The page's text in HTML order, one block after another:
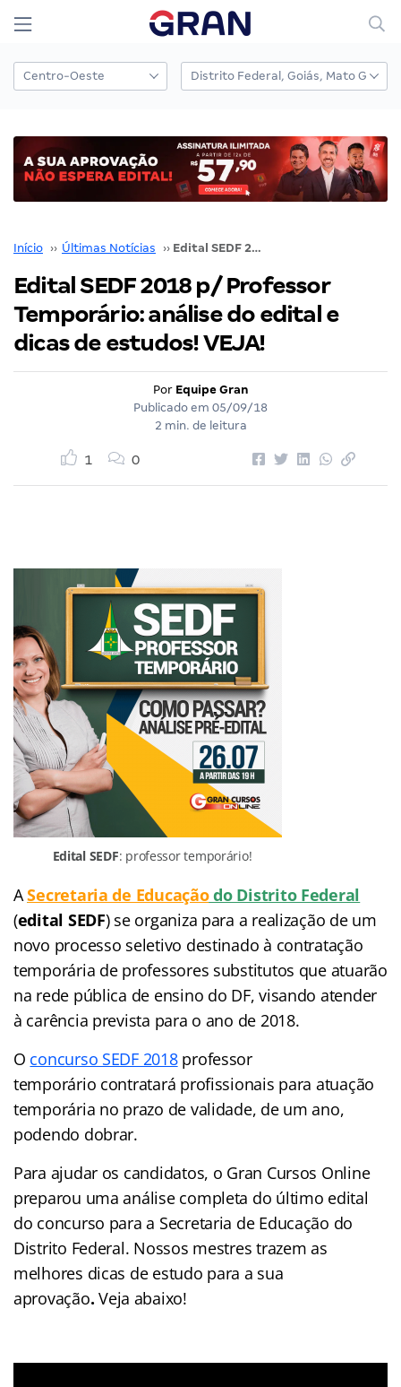
Início ›› Últimas Notícias ›› Edital SEDF 2018 p/ Professor Temporário: análise do edital e dicas de estudos! VEJA!
Edital SEDF 2018 p/ Professor
Temporário: análise do edital e
dicas de estudos! VEJA!
Por Equipe Gran
Publicado em 05/09/18
2 min. de leitura
1 0
Edital SEDF: professor temporário!
ASecretaria de Educaçãodo Distrito Federal
(edital SEDF) se organiza para a realização de um
novo processo seletivo destinado à contratação
temporária de professores substitutos que atuarão
na rede pública de ensino do DF, visando atender
à carência prevista para o ano de 2018.
O concurso SEDF 2018professor
temporário contratará profissionais para atuação
temporária no prazo de validade, de um ano,
podendo dobrar.
Para ajudar os candidatos, o Gran Cursos Online
preparou uma análise completa do último edital
do concurso para a Secretaria de Educação do
Distrito Federal. Nossos mestres trazem as
melhores dicas de estudo para a sua
aprovação. Veja abaixo!